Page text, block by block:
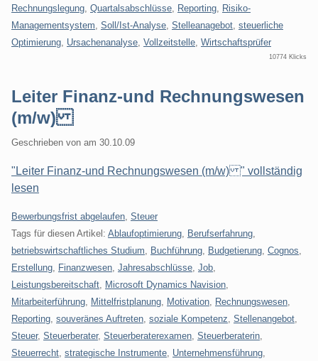
Rechnungslegung Quartalsabschlüsse Reporting
Risiko-
Managementsystem Soll/Ist-Analyse Stelleanagebot steuerliche
Optimierung Ursachenanalyse Vollzeitstelle Wirtschaftsprüfer
10774 Klicks
Leiter Finanz-und Rechnungswesen
(m/w)
Geschrieben von am 30.10.09
"Leiter Finanz-und Rechnungswesen (m/w) " vollständig
lesen
Kategorien:
Bewerbungsfrist abgelaufen Steuer
Tags für diesen Artikel: Ablaufoptimierung Berufserfahrung
betriebswirtschaftliches Studium
Buchführung Budgetierung Cognos
Erstellung
Finanzwesen Jahresabschlüsse Job
Leistungsbereitschaft
Microsoft Dynamics Navision
Mitarbeiterführung
Mittelfristplanung Motivation Rechnungswesen
Reporting souveränes Auftreten soziale Kompetenz Stellenangebot
Steuer, Steuerberater, Steuerberaterexamen Steuerberaterin
Steuerrecht strategische Instrumente Unternehmensführung